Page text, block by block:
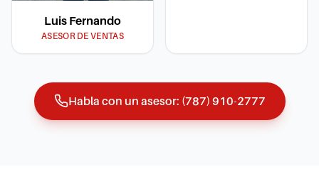
Luis Fernando
ASESOR DE VENTAS
Habla con un asesor: (787) 910-2777